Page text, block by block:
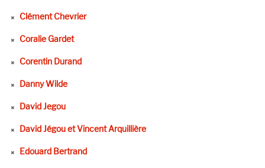
Clément Chevrier
Coralie Gardet
Corentin Durand
Danny Wilde
David Jegou
David Jégou et Vincent Arquillière
Edouard Bertrand